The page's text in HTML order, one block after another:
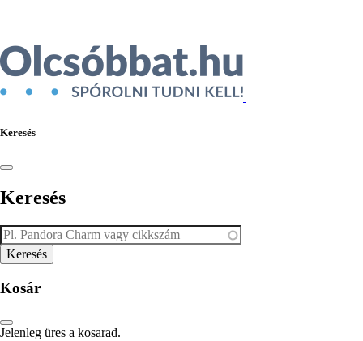
Keresés
Keresés
Kosár
Jelenleg üres a kosarad.